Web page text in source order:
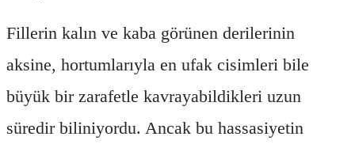
Fillerin kalın ve kaba görünen derilerinin
aksine, hortumlarıyla en ufak cisimleri bile
büyük bir zarafetle kavrayabildikleri uzun
süredir biliniyordu. Ancak bu hassasiyetin